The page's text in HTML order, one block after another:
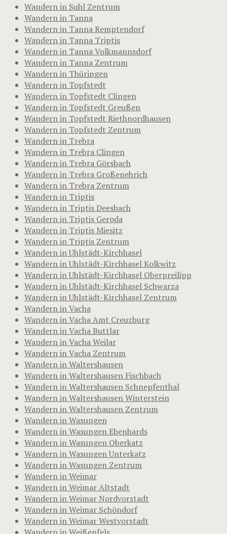
Wandern in Suhl Zentrum
Wandern in Tanna
Wandern in Tanna Remptendorf
Wandern in Tanna Triptis
Wandern in Tanna Volkmannsdorf
Wandern in Tanna Zentrum
Wandern in Thüringen
Wandern in Topfstedt
Wandern in Topfstedt Clingen
Wandern in Topfstedt Greußen
Wandern in Topfstedt Riethnordhausen
Wandern in Topfstedt Zentrum
Wandern in Trebra
Wandern in Trebra Clingen
Wandern in Trebra Görsbach
Wandern in Trebra Großenehrich
Wandern in Trebra Zentrum
Wandern in Triptis
Wandern in Triptis Deesbach
Wandern in Triptis Geroda
Wandern in Triptis Miesitz
Wandern in Triptis Zentrum
Wandern in Uhlstädt-Kirchhasel
Wandern in Uhlstädt-Kirchhasel Kolkwitz
Wandern in Uhlstädt-Kirchhasel Oberpreilipp
Wandern in Uhlstädt-Kirchhasel Schwarza
Wandern in Uhlstädt-Kirchhasel Zentrum
Wandern in Vacha
Wandern in Vacha Amt Creuzburg
Wandern in Vacha Buttlar
Wandern in Vacha Weilar
Wandern in Vacha Zentrum
Wandern in Waltershausen
Wandern in Waltershausen Fischbach
Wandern in Waltershausen Schnepfenthal
Wandern in Waltershausen Winterstein
Wandern in Waltershausen Zentrum
Wandern in Wasungen
Wandern in Wasungen Ebenhards
Wandern in Wasungen Oberkatz
Wandern in Wasungen Unterkatz
Wandern in Wasungen Zentrum
Wandern in Weimar
Wandern in Weimar Altstadt
Wandern in Weimar Nordvorstadt
Wandern in Weimar Schöndorf
Wandern in Weimar Westvorstadt